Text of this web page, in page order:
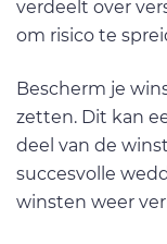
verdeelt over
om risico te
Bescherm je
zetten. Dit kan
deel van de
succesvolle
winsten weer